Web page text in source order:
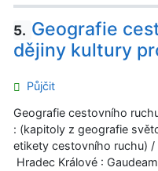
5. Geografie
dějiny kultury
Půjčit
Geografie cestovního
: (kapitoly z geografie
etikety cestovního ruchu) /
Hradec Králové :